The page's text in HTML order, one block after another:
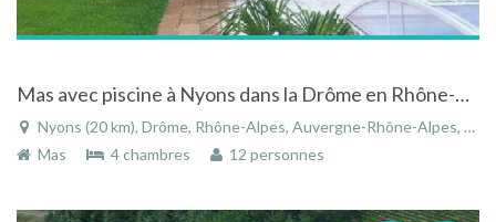
Mas avec piscine à Nyons dans la Drôme en Rhône-Alpes
Nyons (20 km), Drôme, Rhône-Alpes, Auvergne-Rhône-Alpes, France
Mas
4 chambres 12 personnes